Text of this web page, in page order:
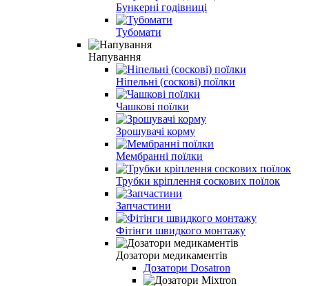
Бункерні годівниці
Тубомати
Напування
Ніпельні (соскові) поїлки
Чашкові поїлки
Зрошувачі корму
Мембранні поїлки
Трубки кріплення соскових поїлок
Запчастини
Фітінги швидкого монтажу
Дозатори медикаментів
Дозатори Dosatron